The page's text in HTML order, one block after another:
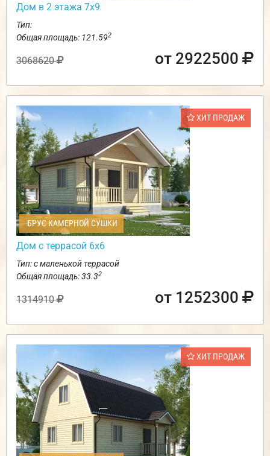
Дом в 2 этажа 7х9
Тип:
Общая площадь: 121.592
3068620 от 2922500
ХИТ ПРОДАЖ
БРУС КАМЕРНОЙ СУШКИ
Дом с террасой 6х6
Тип: с маленькой террасой
Общая площадь: 33.32
1314910 от 1252300
ХИТ ПРОДАЖ